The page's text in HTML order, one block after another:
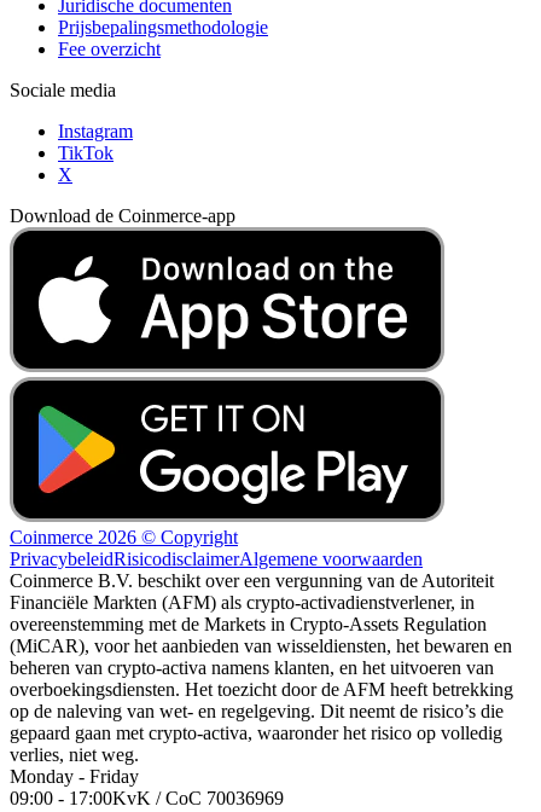
Juridische documenten
Prijsbepalingsmethodologie
Fee overzicht
Sociale media
Instagram
TikTok
X
Download de Coinmerce-app
Coinmerce 2026 © Copyright
PrivacybeleidRisicodisclaimerAlgemene voorwaarden
Coinmerce B.V. beschikt over een vergunning van de Autoriteit
Financiële Markten (AFM) als crypto-activadienstverlener, in
overeenstemming met de Markets in Crypto-Assets Regulation
(MiCAR), voor het aanbieden van wisseldiensten, het bewaren en
beheren van crypto-activa namens klanten, en het uitvoeren van
overboekingsdiensten. Het toezicht door de AFM heeft betrekking
op de naleving van wet- en regelgeving. Dit neemt de risico’s die
gepaard gaan met crypto-activa, waaronder het risico op volledig
verlies, niet weg.
Monday - Friday
09:00 - 17:00KvK / CoC 70036969